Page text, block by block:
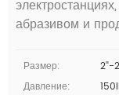
абразивом и
Размер:
2''-
Давление: